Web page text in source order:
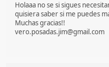
Holaaa no se si sigues
quisiera saber si me puedes
Muchas gracias!!
vero.posadas.jim@gmail.com